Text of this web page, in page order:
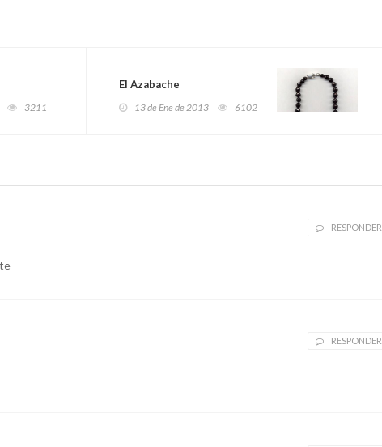
3211
El Azabache
13 de Ene de 2013 6102
RESPONDER
RESPONDER